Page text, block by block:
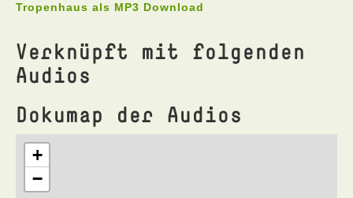
Tropenhaus als MP3 Download
Verknüpft mit folgenden
Audios
Dokumap der Audios